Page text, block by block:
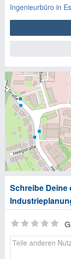
Ingenieurbüro in
Schreibe Deine